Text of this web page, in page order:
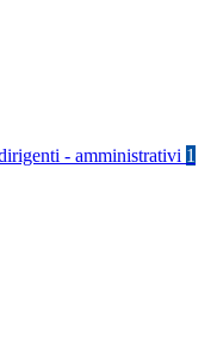
- amministrativi 1